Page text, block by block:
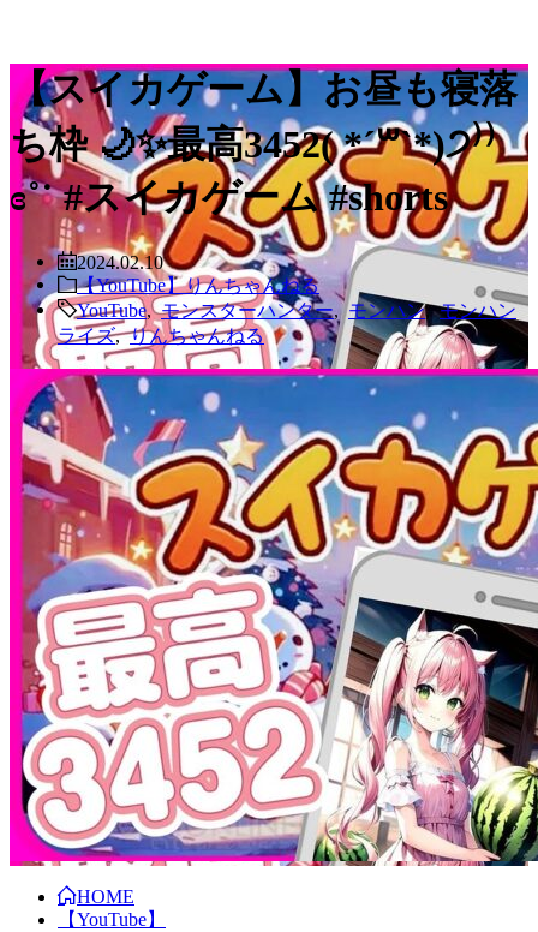
【スイカゲーム】お昼も寝落
ち枠 🌙✨最高3452( *´꒳`*)੭⁾⁾
ɞ˚˙ #スイカゲーム #shorts
2024.02.10
【YouTube】りんちゃんねる
YouTube,モンスターハンター ,モンハン,モンハン
ライズ,りんちゃんねる
HOME
【YouTube】